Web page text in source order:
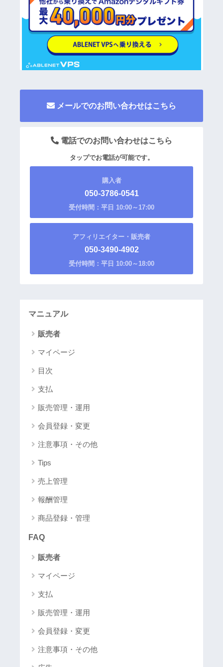
メールでのお問い合わせはこちら
電話でのお問い合わせはこちら
タップでお電話が可能です。
購入者
050-3786-0541
受付時間：平日 10:00～17:00
アフィリエイター・販売者
050-3490-4902
受付時間：平日 10:00～18:00
マニュアル
販売者
マイページ
目次
支払
販売管理・運用
会員登録・変更
注意事項・その他
Tips
売上管理
報酬管理
商品登録・管理
FAQ
販売者
マイページ
支払
販売管理・運用
会員登録・変更
注意事項・その他